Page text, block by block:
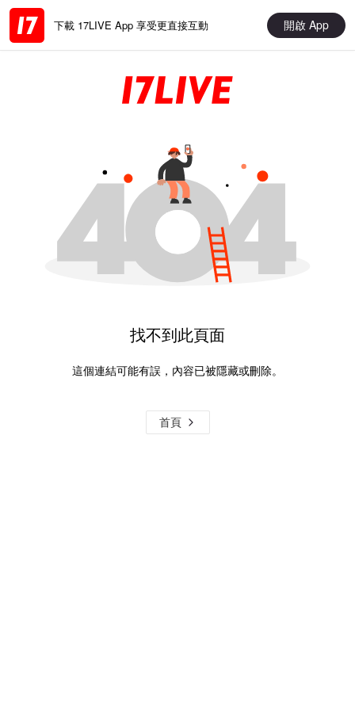
下載 17LIVE App 享受更直接互動 開啟 App
找不到此頁面
這個連結可能有誤，內容已被隱藏或刪除。
首頁